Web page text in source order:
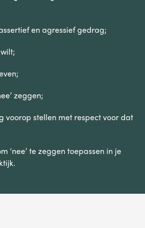
en agressief gedrag;
zeggen;
voorop stellen met respect voor dat
‘nee’ te zeggen toepassen in je